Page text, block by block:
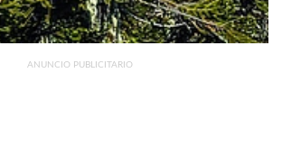
ANUNCIO PUBLICITARIO